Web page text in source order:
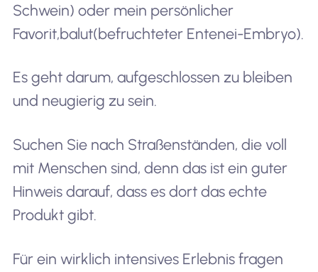
Schwein) oder mein persönlicher
Favorit,balut(befruchteter Entenei-Embryo).
Es geht darum, aufgeschlossen zu bleiben
und neugierig zu sein.
Suchen Sie nach Straßenständen, die voll
mit Menschen sind, denn das ist ein guter
Hinweis darauf, dass es dort das echte
Produkt gibt.
Für ein wirklich intensives Erlebnis fragen